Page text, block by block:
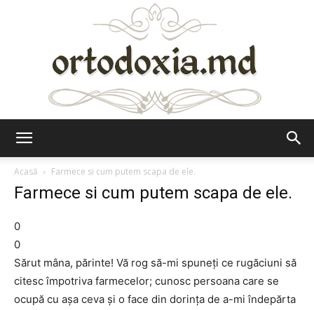
Acasă
Farmece si cum putem scapa de ele.
Farmece si cum putem scapa de ele.
0
0
Sărut mâna, părinte! Vă rog să-mi spuneţi ce rugăciuni să
citesc împotriva farmecelor; cunosc persoana care se
ocupă cu aşa ceva şi o face din dorinţa de a-mi îndepărta